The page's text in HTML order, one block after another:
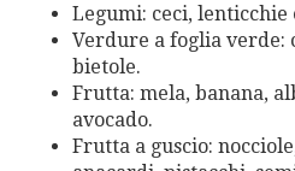
Legumi: ceci, lenticchie
Verdure a foglia verde:
bietole.
Frutta: mela, banana,
avocado.
Frutta a guscio: